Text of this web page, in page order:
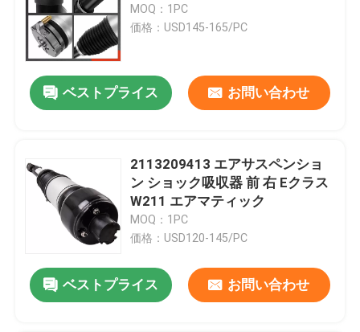
MOQ：1PC
価格：USD145-165/PC
ベストプライス お問い合わせ
2113209413 エアサスペンショ
ン ショック吸収器 前 右 Eクラス
W211 エアマティック
MOQ：1PC
価格：USD120-145/PC
ベストプライス お問い合わせ